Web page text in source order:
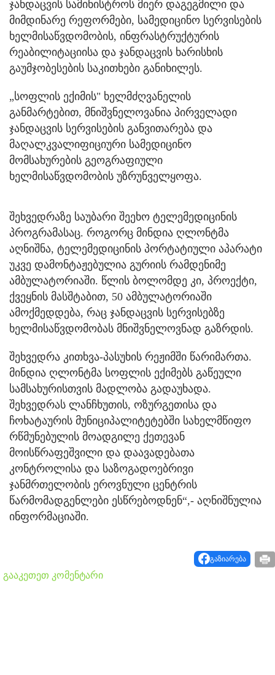
ჯანდაცვის სამინისტროს მიერ დაგეგმილი და
მიმდინარე რეფორმები, სამედიცინო სერვისების
ხელმისაწვდომობის, ინფრასტრუქტურის
რეაბილიტაციისა და ჯანდაცვის ხარისხის
გაუმჯობესების საკითხები განიხილეს.
„სოფლის ექიმის" ხელმძღვანელის
განმარტებით, მნიშვნელოვანია პირველადი
ჯანდაცვის სერვისების განვითარება და
მაღალკვალიფიციური სამედიცინო
მომსახურების გეოგრაფიული
ხელმისაწვდომობის უზრუნველყოფა.
შეხვედრაზე საუბარი შეეხო ტელემედიცინის
პროგრამასაც. როგორც მინდია ღლონტმა
აღნიშნა, ტელემედიცინის პორტატიული აპარატი
უკვე დამონტაჟებულია გურიის რამდენიმე
ამბულატორიაში. წლის ბოლომდე კი, პროექტი,
ქვეყნის მასშტაბით, 50 ამბულატორიაში
ამოქმედდება, რაც ჯანდაცვის სერვისებზე
ხელმისაწვდომობას მნიშვნელოვნად გაზრდის.
შეხვედრა კითხვა-პასუხის რეჟიმში წარიმართა.
მინდია ღლონტმა სოფლის ექიმებს გაწეული
სამსახურისთვის მადლობა გადაუხადა.
შეხვედრას ლანჩხუთის, ოზურგეთისა და
ჩოხატაურის მუნიციპალიტეტებში სახელმწიფო
რწმუნებულის მოადგილე ქეთევან
მოისწრაფეშვილი და დაავადებათა
კონტროლისა და საზოგადოებრივი
ჯანმრთელობის ეროვნული ცენტრის
წარმომადგენლები ესწრებოდნენ“,- აღნიშნულია
ინფორმაციაში.
გაზიარება
გააკეთეთ კომენტარი